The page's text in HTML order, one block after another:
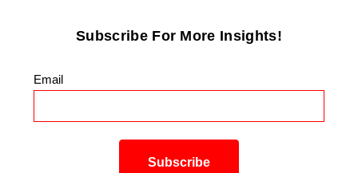
Subscribe For More Insights!
Email